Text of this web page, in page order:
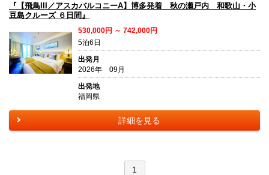
『【飛鳥III／アスカバルコニーA】博多発着 秋の瀬戸内 和歌山・小
豆島クルーズ ６日間』
530,000円 ～ 742,000円
5泊6日
出発月
2026年 09月
出発地
福岡県
詳細を見る
1